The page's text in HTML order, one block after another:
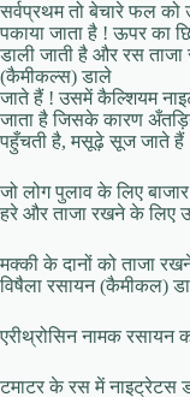
सर्वप्रथम तो बेचारे फल को
पकाया जाता है ! ऊपर का
डाली जाती है और रस
(कैमीकल्स) डाले
जाते हैं ! उसमें कैल्शियम
जाता है जिसके कारण
पहुँचती है, मसूढ़े सूज जाते हैं
जो लोग पुलाव के लिए
हरे और ताजा रखने के लिए
मक्की के दानों को ताजा
विषैला रसायन (कैमीकल)
एरीथ्रोसिन नामक रसायन
टमाटर के रस में नाइट्रेटस